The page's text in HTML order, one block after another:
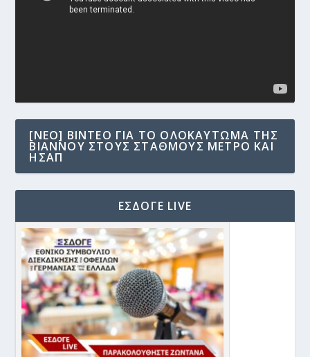
[NEO] ΒΊΝΤΕΟ ΓΙΑ ΤΟ ΟΛΟΚΑΎΤΩΜΑ ΤΗΣ
ΒΙΆΝΝΟΥ ΣΤΟΥΣ ΣΤΑΘΜΟΎΣ ΜΕΤΡΟ ΚΑΙ
ΗΣΑΠ
ΕΣΔΟΓΕ LIVE